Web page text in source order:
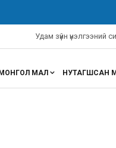
Удам зүйн үнэлгээний
МОНГОЛ МАЛ НУТАГШСАН